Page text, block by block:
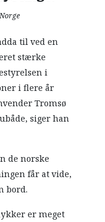
til ved en
stærke
i
i flere år
Tromsø
siger han
de norske
får at vide,
bord.
er meget